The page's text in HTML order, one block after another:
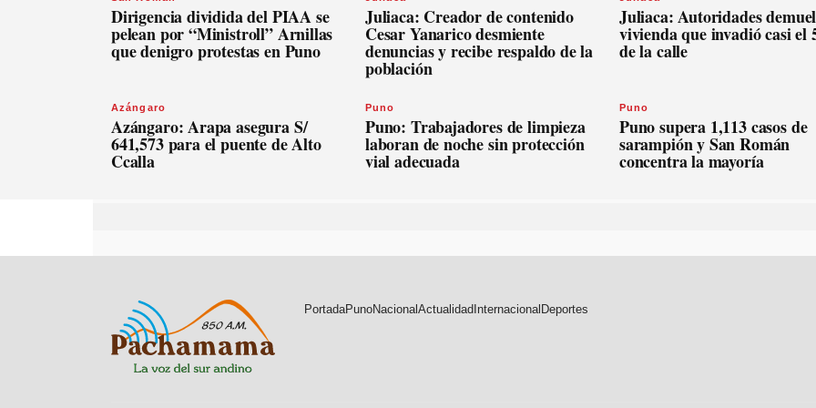
Dirigencia dividida del PIAA se
pelean por “Ministroll” Arnillas
que denigro protestas en Puno
Juliaca: Creador de contenido
Cesar Yanarico desmiente
denuncias y recibe respaldo de la
población
Juliaca: Autoridades
vivienda que invadió casi el
de la calle
Azángaro
Azángaro: Arapa asegura S/
641,573 para el puente de Alto
Ccalla
Puno
Puno: Trabajadores de limpieza
laboran de noche sin protección
vial adecuada
Puno
Puno supera 1,113 casos de
sarampión y San Román
concentra la mayoría
PortadaPunoNacional Actualidad Internacional Deportes